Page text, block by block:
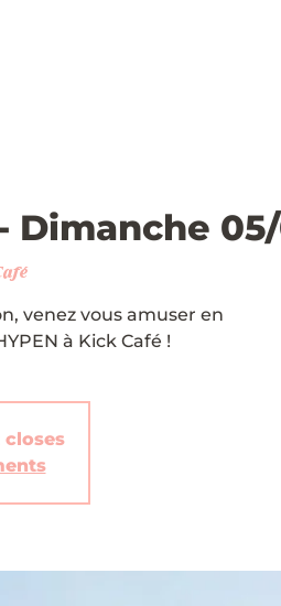
Dimanche
venez vous amuser en
à Kick Café !